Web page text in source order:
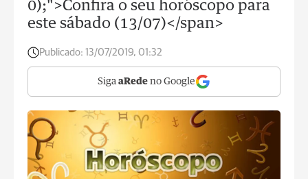
0);">Confira o seu horóscopo para
este sábado (13/07)</span>
Publicado: 13/07/2019, 01:32
Siga aRede no Google